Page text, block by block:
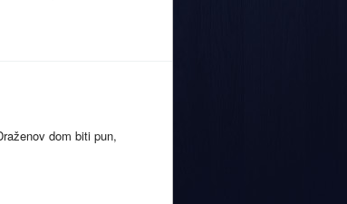
dom biti pun,